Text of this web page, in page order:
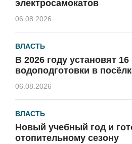
электросамокатов
06.08.2026
ВЛАСТЬ
В 2026 году установят 16
водоподготовки в
06.08.2026
ВЛАСТЬ
Новый учебный год и
отопительному сезону